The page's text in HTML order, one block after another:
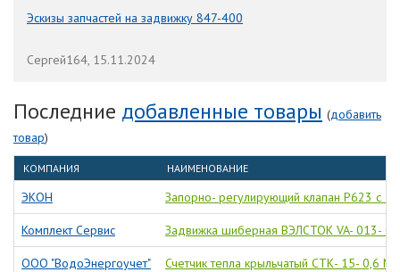
Эскизы запчастей на задвижку 847-400
Сергей164, 15.11.2024
Последние добавленные товары (добавить
товар)
КОМПАНИЯ НАИМЕНОВАНИЕ
ЭКОН Запорно- регулирующий клапан Р623 с
Комплект Сервис Задвижка шиберная ВЭЛСТОК VA- 013-
ООО "ВодоЭнергоучет" Счетчик тепла крыльчатый СТК- 15- 0,6 M-